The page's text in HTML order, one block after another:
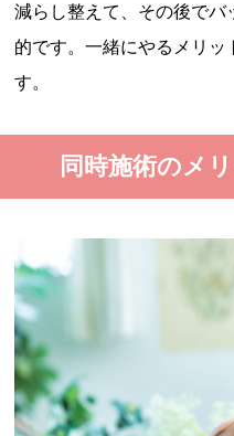
減らし整えて、その後で
的です。一緒にやるメリッ
す。
同時施術のメ